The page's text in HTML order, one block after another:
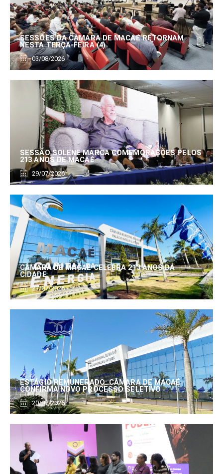
SESSÕES DA CÂMARA DE MACAÉ RETORNAM
NESTA TERÇA-FEIRA (4)
03/08/2026
SESSÃO SOLENE MARCA COMEMORAÇÕES PELOS
213 ANOS DE MACAÉ
29/07/2026
CÂMARA DE MACAÉ CELEBRA 213 ANOS DA
CIDADE
27/07/2026
ESTÁGIO REMUNERADO: CÂMARA DE MACAÉ
CONFIRMA NOVO PROCESSO SELETIVO
20/07/2026